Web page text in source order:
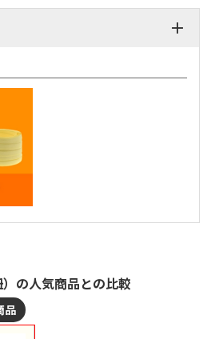
の人気商品との比較